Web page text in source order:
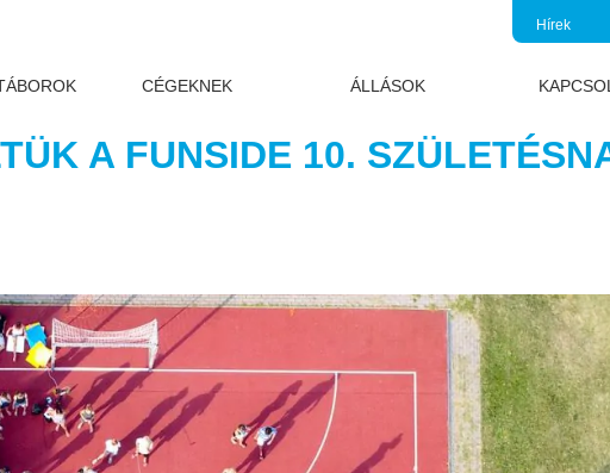
Hírek
CÉGEKNEK ÁLLÁSOK
A FUNSIDE 10.